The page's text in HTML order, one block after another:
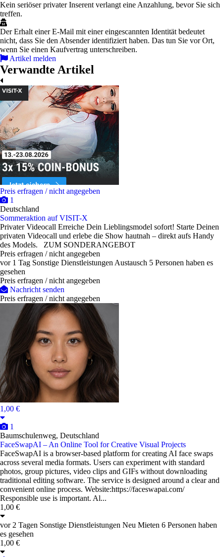
Kein seriöser privater Inserent verlangt eine Anzahlung, bevor Sie sich
treffen.
Der Erhalt einer E-Mail mit einer eingescannten Identität bedeutet
nicht, dass Sie den Absender identifiziert haben. Das tun Sie vor Ort,
wenn Sie einen Kaufvertrag unterschreiben.
Artikel melden
Verwandte Artikel
Preis erfragen / nicht angegeben
1
Deutschland
Sommeraktion auf VISIT-X
Privater Videocall Erreiche Dein Lieblingsmodel sofort! Starte Deinen
privaten Videocall und erlebe die Show hautnah – direkt aufs Handy
des Models. ZUM SONDERANGEBOT
Preis erfragen / nicht angegeben
vor 1 Tag Sonstige Dienstleistungen Austausch 5 Personen haben es
gesehen
Preis erfragen / nicht angegeben
Nachricht senden
Preis erfragen / nicht angegeben
1,00 €
1
Baumschulenweg, Deutschland
FaceSwapAI – An Online Tool for Creative Visual Projects
FaceSwapAI is a browser-based platform for creating AI face swaps
across several media formats. Users can experiment with standard
photos, group pictures, video clips and GIFs without downloading
traditional editing software. The service is designed around a clear and
convenient online process. Website:https://faceswapai.com/
Responsible use is important. Al...
1,00 €
vor 2 Tagen Sonstige Dienstleistungen Neu Mieten 6 Personen haben
es gesehen
1,00 €